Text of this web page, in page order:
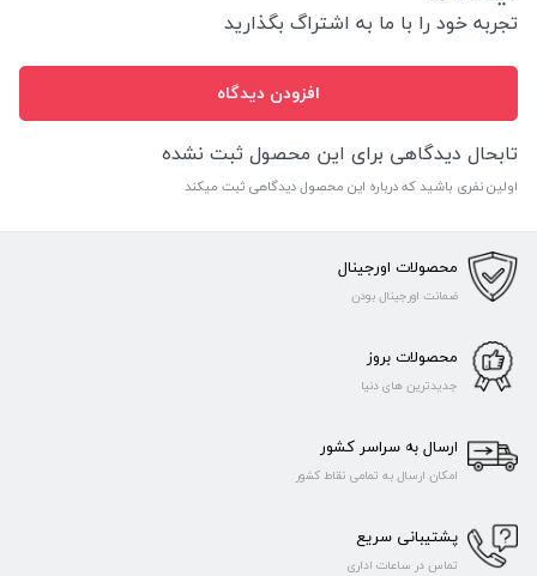
تجربه خود را با ما به اشتراگ بگذارید
افزودن دیدگاه
تابحال دیدگاهی برای این محصول ثبت نشده
اولین نفری باشید که درباره این محصول دیدگاهی ثبت میکند
محصولات اورجینال
ضمانت اورجینال بودن
محصولات بروز
جدیدترین های دنیا
ارسال به سراسر کشور
امکان ارسال به تمامی نقاط کشور
پشتیبانی سریع
تماس در ساعات اداری